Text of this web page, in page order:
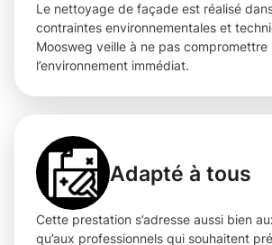
Le nettoyage de façade est réalisé
contraintes environnementales et
Moosweg veille à ne pas
l’environnement immédiat.
Adapté à tous
Cette prestation s’adresse aussi bien
qu’aux professionnels qui souhaitent